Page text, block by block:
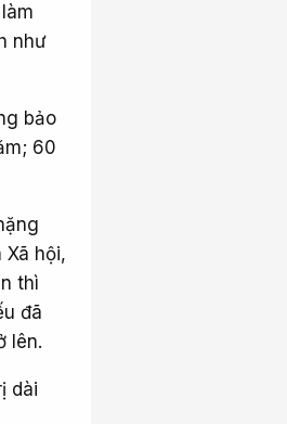
như
bảo
60
hội,
thì
đã
lên.
dài